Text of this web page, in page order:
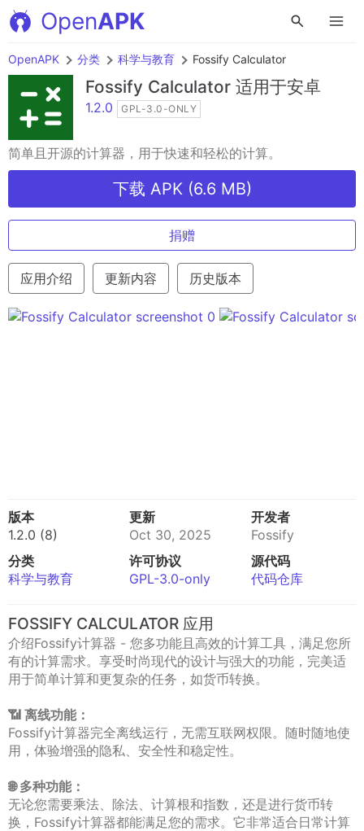
OpenAPK
OpenAPK 分类 科学与教育 Fossify Calculator
Fossify Calculator 适用于安卓
1.2.0 GPL-3.0-ONLY
简单且开源的计算器，用于快速和轻松的计算。
下载 APK (6.6 MB)
捐赠
应用介绍 更新内容 历史版本
版本
1.2.0 (8)
更新
Oct 30, 2025
开发者
Fossify
分类
科学与教育
许可协议
GPL-3.0-only
源代码
代码仓库
FOSSIFY CALCULATOR 应用
介绍Fossify计算器 - 您多功能且高效的计算工具，满足您所
有的计算需求。享受时尚现代的设计与强大的功能，完美适
用于简单计算和更复杂的任务，如货币转换。
📶 离线功能：
Fossify计算器完全离线运行，无需互联网权限。随时随地使
用，体验增强的隐私、安全性和稳定性。
🌐 多种功能：
无论您需要乘法、除法、计算根和指数，还是进行货币转
换，Fossify计算器都能满足您的需求。它非常适合日常计算